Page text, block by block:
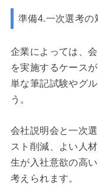
準備4.一次選考の
企業によっては、
を実施するケース
単な筆記試験やグ
う。
会社説明会と一次
スト削減、よい人
生が入社意欲の高
考えられます。